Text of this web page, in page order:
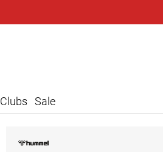
Clubs Sale